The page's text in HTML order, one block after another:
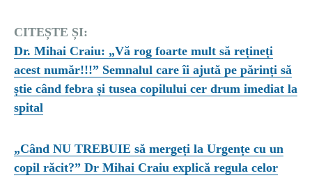
CITEȘTE ȘI:
Dr. Mihai Craiu: „Vă rog foarte mult să rețineți
acest număr!!!” Semnalul care îi ajută pe părinți să
știe când febra și tusea copilului cer drum imediat la
spital
„Când NU TREBUIE să mergeți la Urgențe cu un
copil răcit?” Dr Mihai Craiu explică regula celor